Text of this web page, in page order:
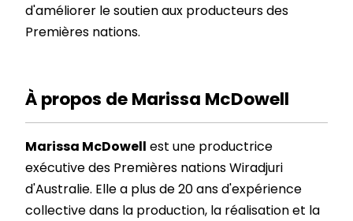
d'améliorer le soutien aux producteurs des
Premières nations.
À propos de Marissa McDowell
Marissa McDowell est une productrice
exécutive des Premières nations Wiradjuri
d'Australie. Elle a plus de 20 ans d'expérience
collective dans la production, la réalisation et la